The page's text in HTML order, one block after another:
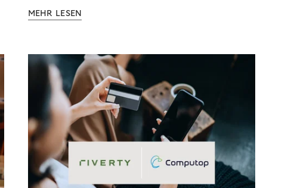
Wettbewerbsvorteil. In einem Umfeld steigender
(DSGVO) – geraten viele Unternehmen an die
Grenzen traditioneller Compliance-Mechanismen.
MEHR LESEN